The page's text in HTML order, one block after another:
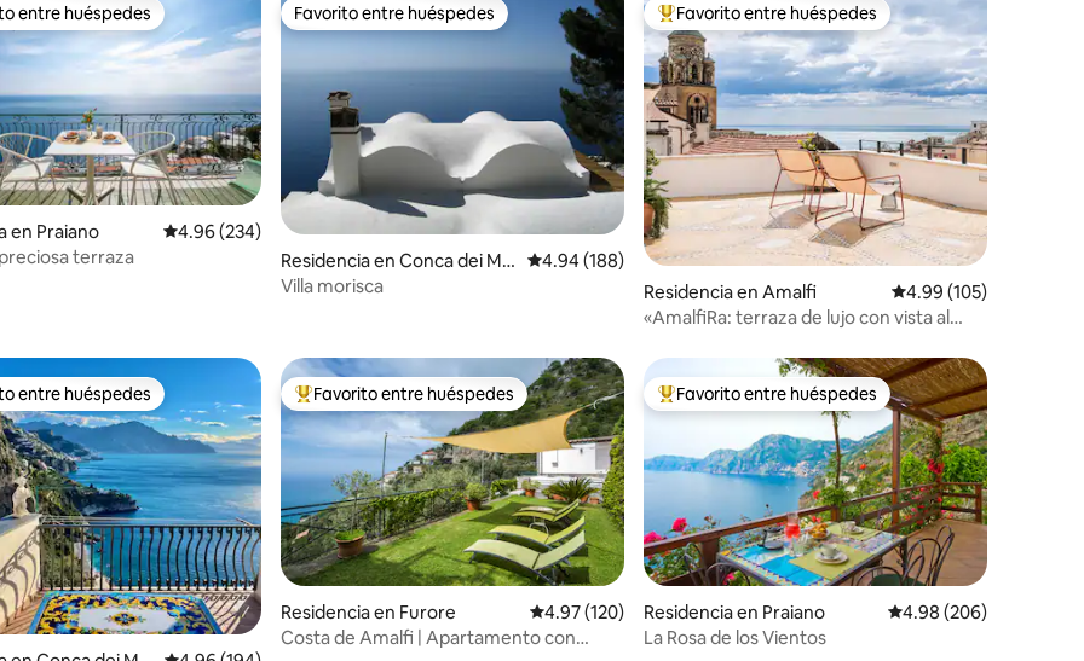
de 5; 185 evaluaciones
en Favorito entre huéspedes
entre huéspedes
en Praiano Calificación promedio: 4.96 de 5; 234 evaluaciones
4.96 (234)
terraza
Favorito entre huéspedes
Favorito entre huéspedes
Residencia en Conca dei Ma
rini
Calificación promedio: 4.94 de 5; 188 evaluaciones
4.94 (188)
Villa morisca
De los mejores en Favorito entre huéspedes
Favorito entre huéspedes
Residencia en Amalfi Calificación promedio:
4.99 (105)
«AmalfiRa: terraza de lujo con vista al
en Favorito entre huéspedes
entre huéspedes De los mejores en Favorito entre huéspedes
Favorito entre huéspedes
Residencia en Furore Calificación promedio: 4.97 de 5; 120 evaluaciones
4.97 (120)
Costa de Amalfi | Apartamento con
De los mejores en Favorito entre huéspedes
Favorito entre huéspedes
Residencia en Praiano Calificación promedio:
4.98 (206)
La Rosa de los Vientos